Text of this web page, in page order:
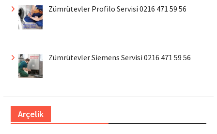
Zümrütevler Profilo Servisi 0216 471 59 56
Zümrütevler Siemens Servisi 0216 471 59 56
Arçelik